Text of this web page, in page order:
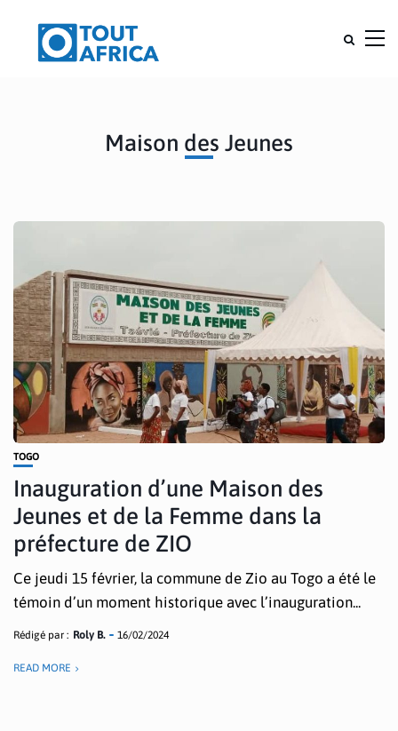
Maison des Jeunes
TOGO
Inauguration d’une Maison des
Jeunes et de la Femme dans la
préfecture de ZIO
Ce jeudi 15 février, la commune de Zio au Togo a été le
témoin d’un moment historique avec l’inauguration...
Rédigé par : Roly B. 16/02/2024
READ MORE